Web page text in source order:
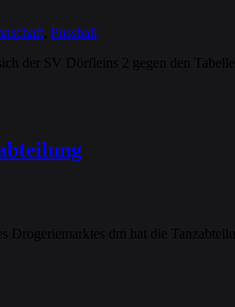
Fussball
der SV Dörfleins 2 gegen den
Drogeriemarktes dm hat die